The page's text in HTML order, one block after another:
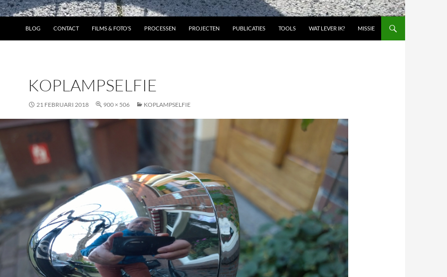
BLOG CONTACT FILMS & FOTO’S PROCESSEN PROJECTEN PUBLICATIES TOOLS WAT LEVER IK? MISSIE
KOPLAMPSELFIE
21 FEBRUARI 2018 900 × 506 KOPLAMPSELFIE